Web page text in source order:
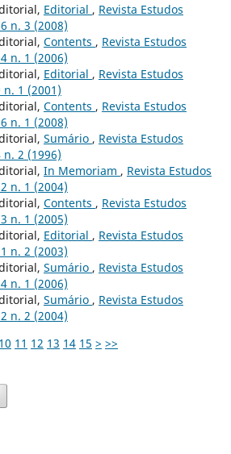
Editorial , Revista Estudos
n. 3 (2008)
Contents , Revista Estudos
n. 1 (2006)
Editorial , Revista Estudos
n. 1 (2001)
Contents , Revista Estudos
n. 1 (2008)
Sumário , Revista Estudos
n. 2 (1996)
In Memoriam , Revista Estudos
n. 1 (2004)
Contents , Revista Estudos
n. 1 (2005)
Editorial , Revista Estudos
n. 2 (2003)
Sumário , Revista Estudos
n. 1 (2006)
Sumário , Revista Estudos
n. 2 (2004)
10 11 12 13 14 15 > >>